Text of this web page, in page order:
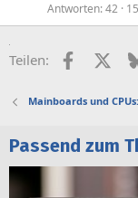
Antworten 42
Teilen: Facebook
X
Mainboards und
Passend zum